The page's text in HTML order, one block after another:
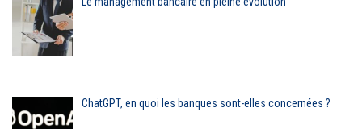
ChatGPT, en quoi les banques sont-elles concernées ?